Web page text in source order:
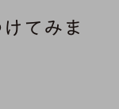
てみま